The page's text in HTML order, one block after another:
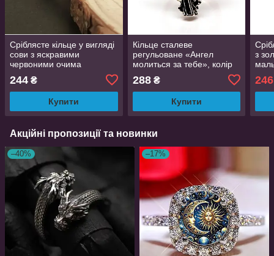
Сріблясте кільце у вигляді
сови з яскравими
червоними очима
регульоване AurumLux321
244 ₴
Купити
Кільце сталеве
регульоване «Ангел
молиться за тебе», колір
сріблястий, медична сталь
288₴
Купити
з
Акційні пропозиції та новинки
–40% –17%